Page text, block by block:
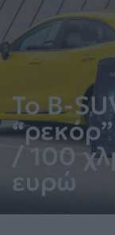
Το B-
/ 100
ευρώ